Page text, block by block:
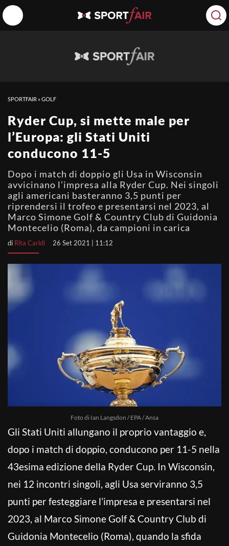
SPORTFAIR »GOLF
Ryder Cup, si mette male per
l’Europa: gli Stati Uniti
conducono 11-5
Dopo i match di doppio gli Usa in Wisconsin
avvicinano l’impresa alla Ryder Cup. Nei singoli
agli americani basteranno 3,5 punti per
riprendersi il trofeo e presentarsi nel 2023, al
Marco Simone Golf & Country Club di Guidonia
Montecelio (Roma), da campioni in carica
di Rita Caridi 26 Set 2021 | 11:12
Foto di Ian Langsdon / EPA / Ansa
Gli Stati Uniti allungano il proprio vantaggio e,
dopo i match di doppio, conducono per 11-5 nella
43esima edizione della Ryder Cup. In Wisconsin,
nei 12 incontri singoli, agli Usa serviranno 3,5
punti per festeggiare l’impresa e presentarsi nel
2023, al Marco Simone Golf & Country Club di
Guidonia Montecelio (Roma), quando la sfida